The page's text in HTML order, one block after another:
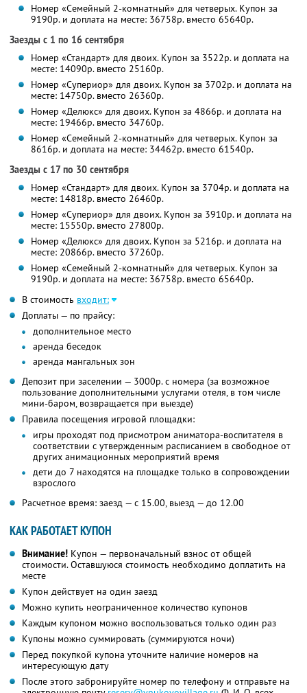
Номер «Семейный 2-комнатный» для четверых. Купон за
9190р. и доплата на месте: 36758р. вместо 65640р.
Заезды с 1 по 16 сентября
Номер «Стандарт» для двоих. Купон за 3522р. и доплата на
месте: 14090р. вместо 25160р.
Номер «Супериор» для двоих. Купон за 3702р. и доплата на
месте: 14750р. вместо 26360р.
Номер «Делюкс» для двоих. Купон за 4866р. и доплата на
месте: 19466р. вместо 34760р.
Номер «Семейный 2-комнатный» для четверых. Купон за
8616р. и доплата на месте: 34462р. вместо 61540р.
Заезды с 17 по 30 сентября
Номер «Стандарт» для двоих. Купон за 3704р. и доплата на
месте: 14818р. вместо 26460р.
Номер «Супериор» для двоих. Купон за 3910р. и доплата на
месте: 15550р. вместо 27800р.
Номер «Делюкс» для двоих. Купон за 5216р. и доплата на
месте: 20866р. вместо 37260р.
Номер «Семейный 2-комнатный» для четверых. Купон за
9190р. и доплата на месте: 36758р. вместо 65640р.
В стоимость входит:
Доплаты — по прайсу:
дополнительное место
аренда беседок
аренда мангальных зон
Депозит при заселении — 3000р. с номера (за возможное
пользование дополнительными услугами отеля, в том числе
мини-баром, возвращается при выезде)
Правила посещения игровой площадки:
игры проходят под присмотром аниматора-воспитателя в
соответствии с утвержденным расписанием в свободное от
других анимационных мероприятий время
дети до 7 находятся на площадке только в сопровождении
взрослого
Расчетное время: заезд — с 15.00, выезд — до 12.00
КАК РАБОТАЕТ КУПОН
Внимание! Купон — первоначальный взнос от общей
стоимости. Оставшуюся стоимость необходимо доплатить на
месте
Купон действует на один заезд
Можно купить неограниченное количество купонов
Каждым купоном можно воспользоваться только один раз
Купоны можно суммировать (суммируются ночи)
Перед покупкой купона уточните наличие номеров на
интересующую дату
После этого забронируйте номер по телефону и отправьте на